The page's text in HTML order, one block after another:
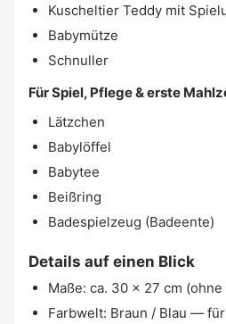
Kuscheltier Teddy mit
Babymütze
Schnuller
Für Spiel, Pflege & erste
Lätzchen
Babylöffel
Babytee
Beißring
Badespielzeug (Badeente)
Details auf einen Blick
Maße: ca. 30 × 27 cm
Farbwelt: Braun / Blau —